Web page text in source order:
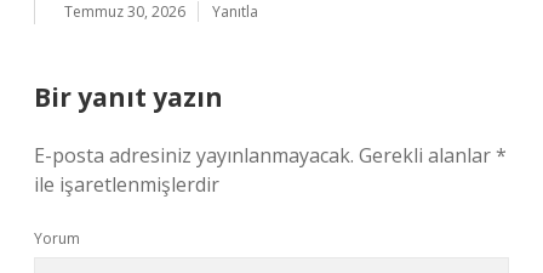
Temmuz 30, 2026 Yanıtla
Bir yanıt yazın
E-posta adresiniz yayınlanmayacak. Gerekli alanlar*
ile işaretlenmişlerdir
Yorum